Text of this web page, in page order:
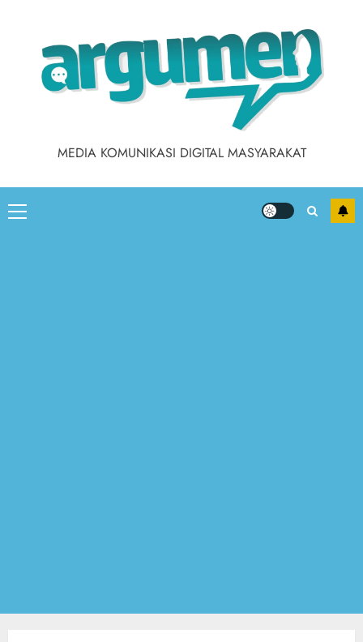
MEDIA KOMUNIKASI DIGITAL MASYARAKAT
Primary